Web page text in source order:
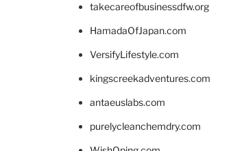
takecareofbusinessdfw.org
HamadaOfJapan.com
VersifyLifestyle.com
kingscreekadventures.com
antaeuslabs.com
purelycleanchemdry.com